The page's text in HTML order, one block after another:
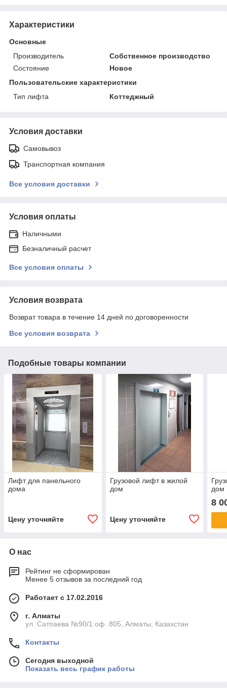
Характеристики
Основные
Производитель
Собственное производство
Состояние
Новое
Пользовательские характеристики
Тип лифта
Коттеджный
Условия доставки
Самовывоз
Транспортная компания
Все условия доставки
Условия оплаты
Наличными
Безналичный расчет
Все условия оплаты
Условия возврата
Возврат товара в течение 14 дней по договоренности
Все условия возврата
Подобные товары компании
Лифт для панельного
дома
Цену уточняйте
Грузовой лифт в жилой
дом
Цену уточняйте
дом
8
О нас
Рейтинг не сформирован
Менее 5 отзывов за последний год
Работает с 17.02.2016
г. Алматы
ул. Сатпаева №90/1 оф. 805, Алматы, Казахстан
Контакты
Сегодня выходной
Показать весь график работы